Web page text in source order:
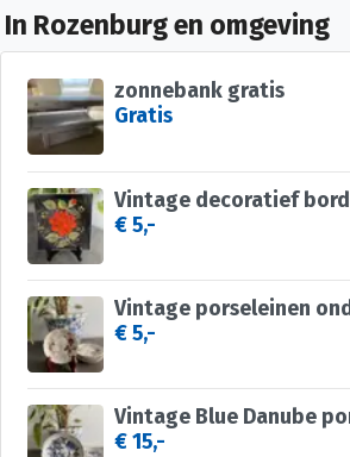
In Rozenburg en omgeving
zonnebank gratis
Gratis
Vintage decoratief bord
€ 5,-
€ 5,-
€ 15,-